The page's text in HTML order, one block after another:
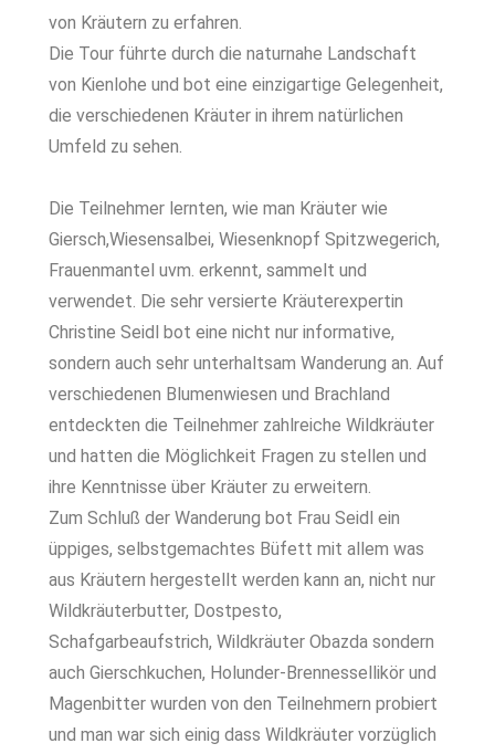
von Kräutern zu erfahren.
Die Tour führte durch die naturnahe Landschaft
von Kienlohe und bot eine einzigartige Gelegenheit,
die verschiedenen Kräuter in ihrem natürlichen
Umfeld zu sehen.
Die Teilnehmer lernten, wie man Kräuter wie
Giersch,Wiesensalbei, Wiesenknopf Spitzwegerich,
Frauenmantel uvm. erkennt, sammelt und
verwendet. Die sehr versierte Kräuterexpertin
Christine Seidl bot eine nicht nur informative,
sondern auch sehr unterhaltsam Wanderung an. Auf
verschiedenen Blumenwiesen und Brachland
entdeckten die Teilnehmer zahlreiche Wildkräuter
und hatten die Möglichkeit Fragen zu stellen und
ihre Kenntnisse über Kräuter zu erweitern.
Zum Schluß der Wanderung bot Frau Seidl ein
üppiges, selbstgemachtes Büfett mit allem was
aus Kräutern hergestellt werden kann an, nicht nur
Wildkräuterbutter, Dostpesto,
Schafgarbeaufstrich, Wildkräuter Obazda sondern
auch Gierschkuchen, Holunder-Brennessellikör und
Magenbitter wurden von den Teilnehmern probiert
und man war sich einig dass Wildkräuter vorzüglich